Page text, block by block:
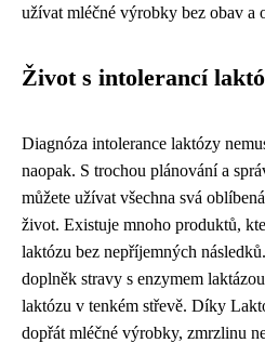
užívat mléčné výrobky bez obav a
Život s intolerancí
Diagnóza intolerance laktózy
naopak. S trochou plánování a
můžete užívat všechna svá
život. Existuje mnoho produktů,
laktózu bez nepříjemných
doplněk stravy s enzymem
laktózu v tenkém střevě. Díky
dopřát mléčné výrobky, zmrzlinu